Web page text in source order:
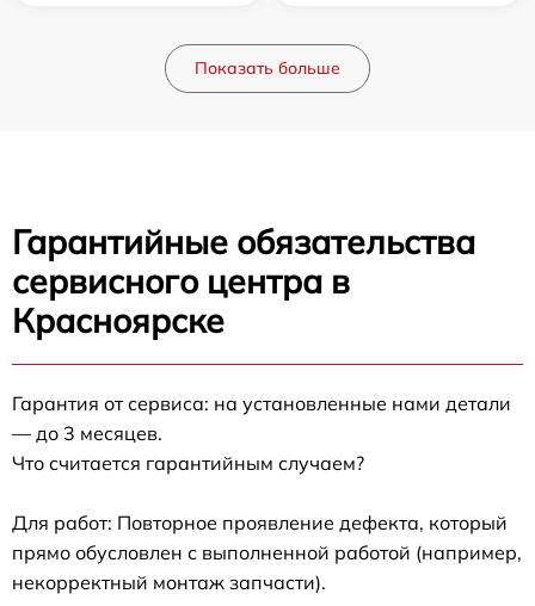
Показать больше
Гарантийные обязательства
сервисного центра в
Красноярске
Гарантия от сервиса: на установленные нами детали
— до 3 месяцев.
Что считается гарантийным случаем?
Для работ: Повторное проявление дефекта, который
прямо обусловлен с выполненной работой (например,
некорректный монтаж запчасти).